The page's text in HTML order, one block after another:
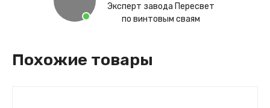
Эксперт завода Пересвет
по винтовым сваям
Похожие товары